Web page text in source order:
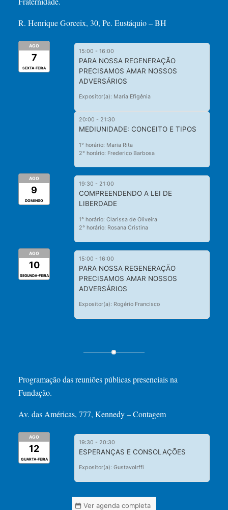
R. Henrique Gorceix, 30, Pe. Eustáquio – BH
AGO
7
SEXTA-FEIRA
15:00 -16:00
PARA NOSSA REGENERAÇÃO
PRECISAMOS AMAR NOSSOS
ADVERSÁRIOS
Expositor(a): Maria Efigênia
20:00 - 21:30
MEDIUNIDADE: CONCEITO E TIPOS
1° horário: Maria Rita
2° horário: Frederico Barbosa
AGO
9
DOMINGO
19:30 - 21:00
COMPREENDENDO A LEI DE
LIBERDADE
1° horário: Clarissa de Oliveira
2° horário: Rosana Cristina
AGO
10
SEGUNDA-FEIRA
15:00 -16:00
PARA NOSSA REGENERAÇÃO
PRECISAMOS AMAR NOSSOS
ADVERSÁRIOS
Expositor(a): Rogério Francisco
Programação das reuniões públicas presenciais na
Fundação.
Av. das Américas, 777, Kennedy – Contagem
AGO
12
QUARTA-FEIRA
19:30 - 20:30
ESPERANÇAS E CONSOLAÇÕES
Expositor(a): GustavoIrffi
Ver agenda completa